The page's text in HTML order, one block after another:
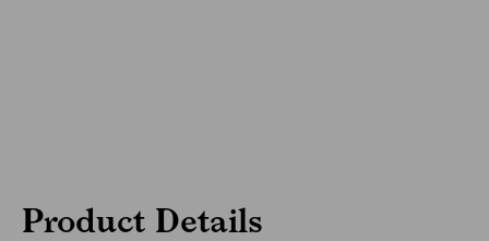
Product Details